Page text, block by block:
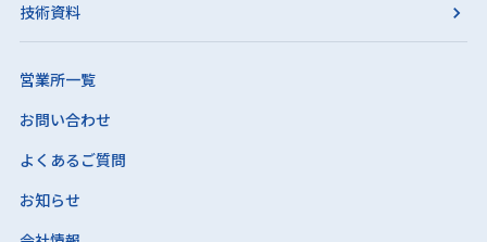
技術資料
営業所一覧
お問い合わせ
よくあるご質問
お知らせ